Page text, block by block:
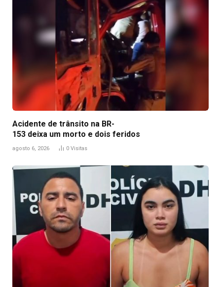
Acidente de trânsito na BR-
153 deixa um morto e dois feridos
agosto 6, 2026 0 Visitas